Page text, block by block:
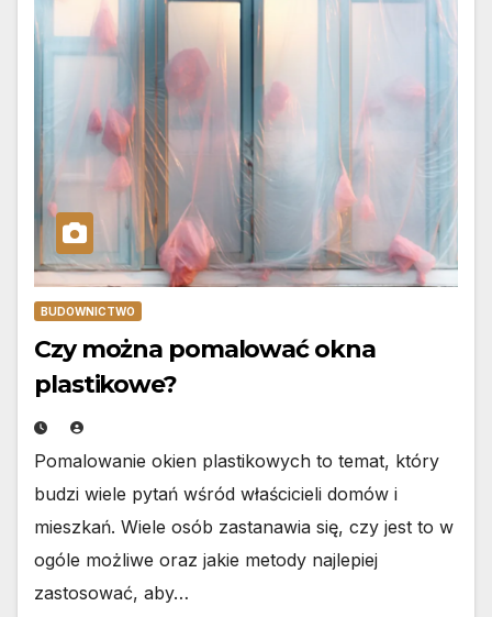
BUDOWNICTWO
Czy można pomalować okna
plastikowe?
Pomalowanie okien plastikowych to temat, który
budzi wiele pytań wśród właścicieli domów i
mieszkań. Wiele osób zastanawia się, czy jest to w
ogóle możliwe oraz jakie metody najlepiej
zastosować, aby…